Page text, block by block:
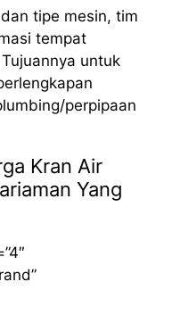
tipe mesin, tim
tempat
untuk
perpipaan
Kran Air
Yang